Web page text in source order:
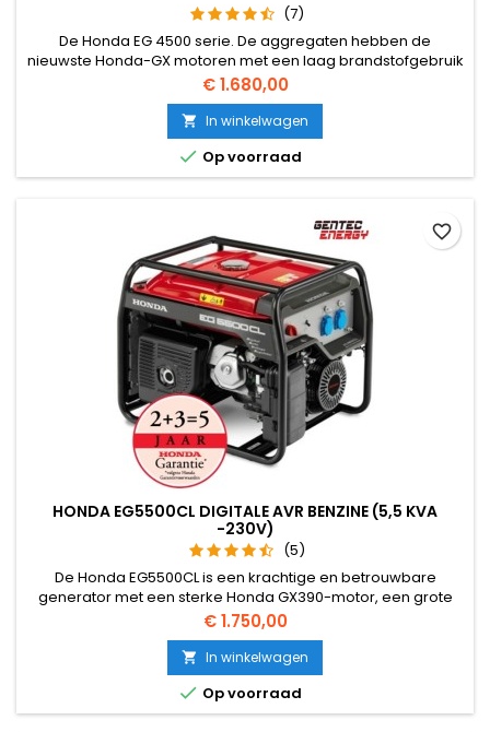
(7)
De Honda EG 4500 serie. De aggregaten hebben de
nieuwste Honda-GX motoren met een laag brandstofgebruik
en zijn uitgerust met een digitale elektronische
panningsregeling voor een nauwkeurige spanningsregeling.
De Honda EG serie is zoals alle open frame aggregaten
robuust. Ze hebben allemaal een grote brandstoftank van
24L.
Prijs
€ 1.680,00
 In winkelwagen
 Op voorraad
HONDA EG5500CL DIGITALE AVR BENZINE (5,5 KVA
-230V)
(5)
De Honda EG5500CL is een krachtige en betrouwbare
generator met een sterke Honda GX390-motor, een grote
24-liter tank voor lange draaitijd en een stabiele
stroomlevering dankzij D-AVR.
Prijs
€ 1.750,00
 In winkelwagen
 Op voorraad
favorite_border